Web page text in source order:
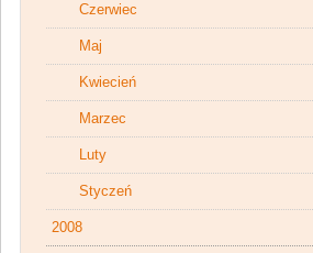
Czerwiec
Maj
Kwiecień
Marzec
Luty
Styczeń
2008